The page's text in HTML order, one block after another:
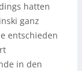
hatten
ganz
entschieden
in den